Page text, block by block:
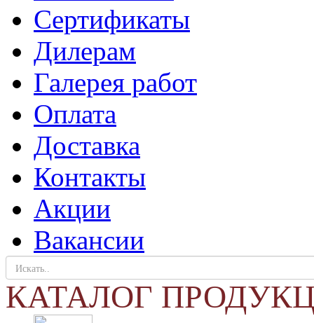
Сертификаты
Дилерам
Галерея работ
Оплата
Доставка
Контакты
Акции
Вакансии
КАТАЛОГ